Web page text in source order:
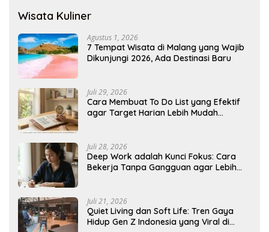
Wisata Kuliner
Agustus 1, 2026
7 Tempat Wisata di Malang yang Wajib
Dikunjungi 2026, Ada Destinasi Baru
Juli 29, 2026
Cara Membuat To Do List yang Efektif
agar Target Harian Lebih Mudah
Juli 28, 2026
Deep Work adalah Kunci Fokus: Cara
Bekerja Tanpa Gangguan agar Lebih
Juli 21, 2026
Quiet Living dan Soft Life: Tren Gaya
Hidup Gen Z Indonesia yang Viral di